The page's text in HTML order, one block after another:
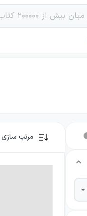
مرتب